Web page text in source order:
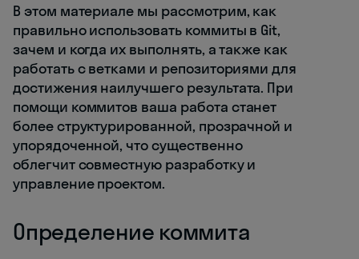
В этом материале мы рассмотрим, как
правильно использовать коммиты в Git,
зачем и когда их выполнять, а также как
работать с ветками и репозиториями для
достижения наилучшего результата. При
помощи коммитов ваша работа станет
более структурированной, прозрачной и
упорядоченной, что существенно
облегчит совместную разработку и
управление проектом.
Определение коммита